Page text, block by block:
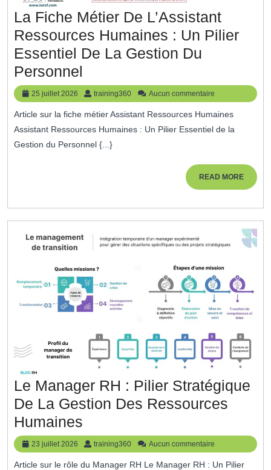
La Fiche Métier De L’Assistant
Ressources Humaines : Un Pilier
Essentiel De La Gestion Du
Personnel
Fiche
Métier
De
L’Assistant
Pilier
Essentiel
De
La
Gestion
Personnel
25 juillet 2026
25
juillet
2026
training360 training360
Aucun commentaire
Article sur la fiche métier Assistant Ressources Humaines
Assistant Ressources Humaines : Un Pilier Essentiel de la
Gestion du Personnel {...}
READ MOREREAD
MORE
Le Manager RH : Pilier Stratégique
De La Gestion Des Ressources
Humaines
Manager
RH
23 juillet 2026
23
juillet
2026
training360 training360
Aucun commentaire
Article sur le rôle du Manager RH Le Manager RH : Un Pilier